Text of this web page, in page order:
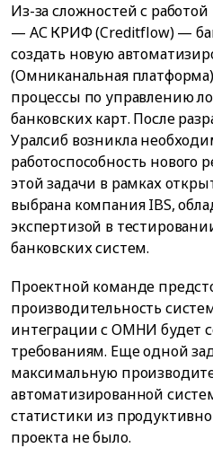
Из-за сложностей с
— АС КРИФ (Creditflow) —
создать новую
(Омниканальная
процессы по управлению
банковских карт. После
Уралсиб возникла
работоспособность нового
этой задачи в рамках
выбрана компания IBS,
экспертизой в
банковских систем.
Проектной команде
производительность
интеграции с ОМНИ будет
требованиям. Еще одной
максимальную
автоматизированной
статистики из
проекта не было.